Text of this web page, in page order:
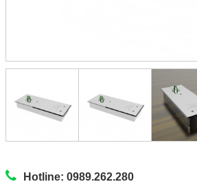
Hotline: 0989.262.280